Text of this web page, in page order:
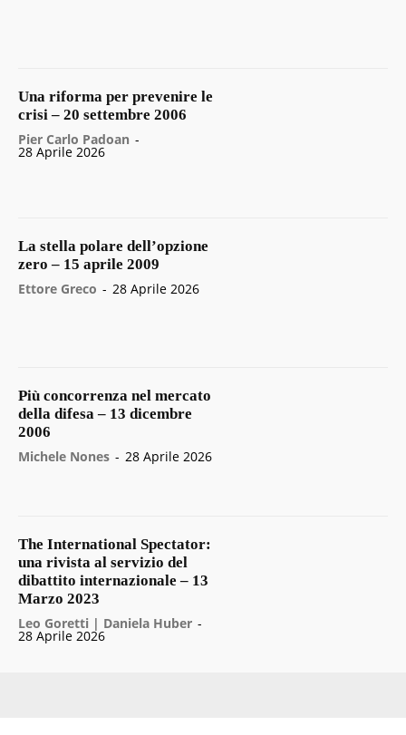
Una riforma per prevenire le
crisi – 20 settembre 2006
Pier Carlo Padoan -
28 Aprile 2026
La stella polare dell’opzione
zero – 15 aprile 2009
Ettore Greco - 28 Aprile 2026
Più concorrenza nel mercato
della difesa – 13 dicembre
2006
Michele Nones - 28 Aprile 2026
The International Spectator:
una rivista al servizio del
dibattito internazionale – 13
Marzo 2023
Leo Goretti | Daniela Huber -
28 Aprile 2026